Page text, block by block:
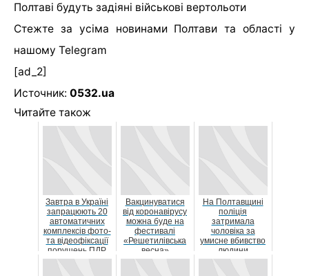
Полтаві будуть задіяні військові вертольоти
Стежте за усіма новинами Полтави та області у
нашому Telegram
[ad_2]
Источник: 0532.ua
Читайте також
Завтра в Україні
запрацюють 20
автоматичних
комплексів фото-
та відеофіксації
порушень ПДР
Вакцинуватися
від коронавірусу
можна буде на
фестивалі
«Решетилівська
весна»
На Полтавщині
поліція
затримала
чоловіка за
умисне вбивство
людини